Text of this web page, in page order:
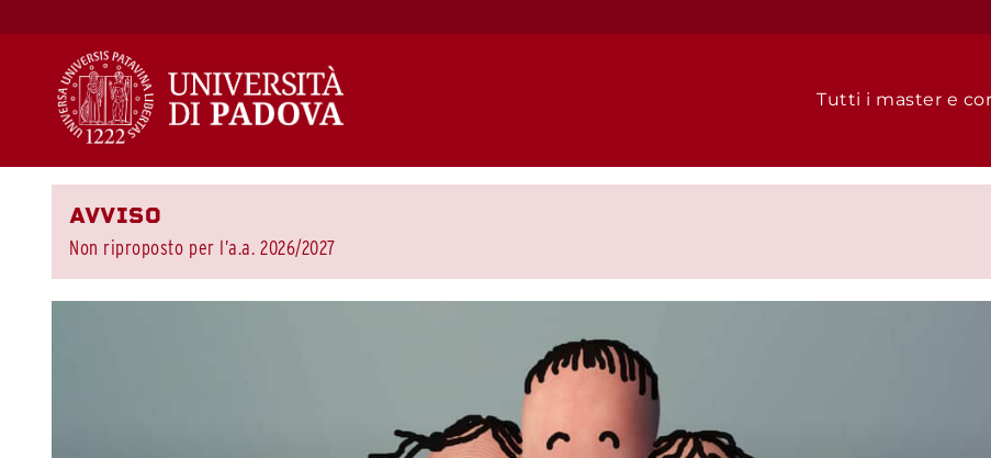
contenuto
Tutti i master e
AVVISO
Non riproposto per l’a.a. 2026/2027